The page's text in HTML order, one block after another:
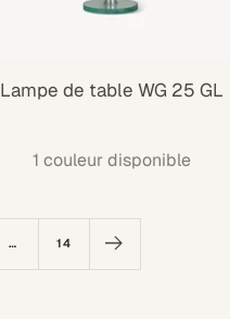
Lampe de table WG 25 GL
1 couleur disponible
… 14